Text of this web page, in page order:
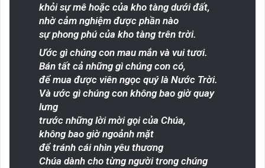
khỏi sự mê hoặc của kho tàng dưới đất,
nhờ cảm nghiệm được phần nào
sự phong phú của kho tàng trên trời.
Ước gì chúng con mau mắn và vui tươi.
Bán tất cả những gì chúng con có,
để mua được viên ngọc quý là Nước Trời.
Và ước gì chúng con không bao giờ quay
lưng
trước những lời mời gọi của Chúa,
không bao giờ ngoảnh mặt
để tránh cái nhìn yêu thương
Chúa dành cho từng người trong chúng